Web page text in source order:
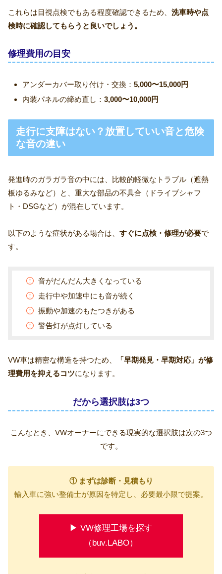
これらは目視点検でもある程度確認できるため、 洗車時や点
検時に確認してもらうと良いでしょう。
修理費用の目安
アンダーカバー取り付け・交換： 5,000〜15,000円
内装パネルの締め直し： 3,000〜10,000円
走行に支障はない？放置していい音と危険
な音の違い
発進時のガラガラ音の中には、比較的軽微なトラブル（遮熱
板ゆるみなど）と、重大な部品の不具合（ドライブシャフ
ト・DSGなど）が混在しています。
以下のような症状がある場合は、 すぐに点検・修理が必要で
す。
音がだんだん大きくなっている
走行中や加速中にも音が続く
振動や加速のもたつきがある
警告灯が点灯している
VW車は精密な構造を持つため、
「早期発見・早期対応」が修
理費用を抑えるコツになります。
だから選択肢は3つ
こんなとき、VWオーナーにできる現実的な選択肢は次の3つ
です。
① まずは診断・見積もり
輸入車に強い整備士が原因を特定し、必要最小限で提案。
▶ VW修理工場を探す
（buv.LABO）